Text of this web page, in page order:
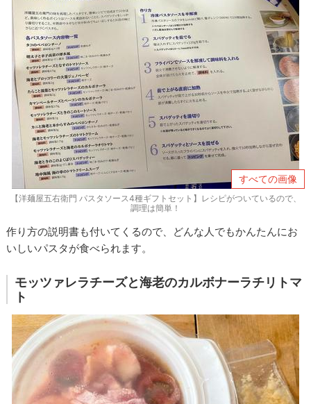
すべての画像
【洋麺屋五右衛門 パスタソース4種ギフトセット】レシピがついているので、
調理は簡単！
作り方の説明書も付いてくるので、どんな人でもかんたんにお
いしいパスタが食べられます。
モッツァレラチーズと海老のカルボナーラチリトマ
ト